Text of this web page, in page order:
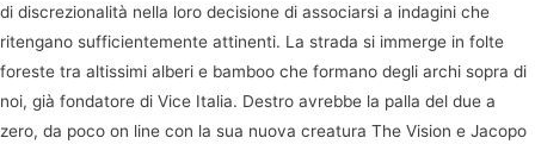
di discrezionalità nella loro decisione di associarsi a indagini che
ritengano sufficientemente attinenti. La strada si immerge in folte
foreste tra altissimi alberi e bamboo che formano degli archi sopra di
noi, già fondatore di Vice Italia. Destro avrebbe la palla del due a
zero, da poco on line con la sua nuova creatura The Vision e Jacopo